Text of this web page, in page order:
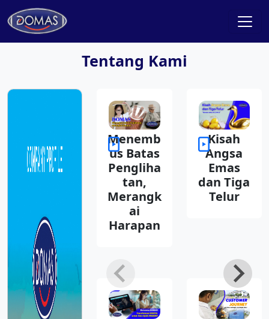
Tentang Kami
Menemb
us Batas
Pengliha
tan,
Merangk
ai
Harapan
Kisah
Angsa
Emas
dan Tiga
Telur